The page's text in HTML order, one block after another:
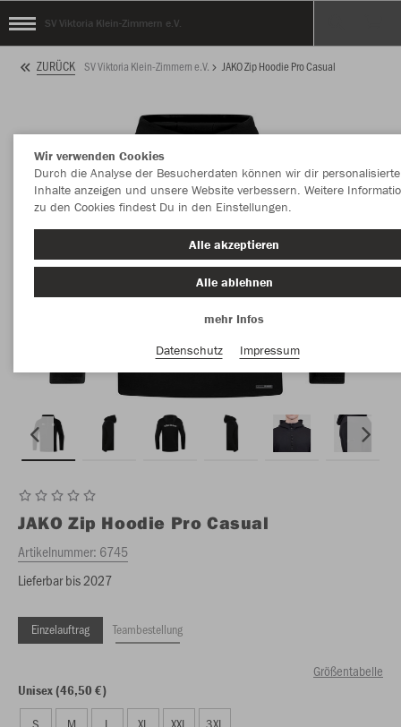
SV Viktoria Klein-Zimmern e.V.
ZURÜCK SV Viktoria Klein-Zimmern e.V. JAKO Zip Hoodie Pro Casual
JAKO Zip Hoodie Pro Casual
Artikelnummer: 6745
Lieferbar bis 2027
Einzelauftrag Teambestellung
Größentabelle
Unisex (46,50 €)
S M L XL XXL 3XL
Wir verwenden Cookies
Durch die Analyse der Besucherdaten können wir dir personalisierte
Inhalte anzeigen und unsere Website verbessern. Weitere
zu den Cookies findest Du in den Einstellungen.
Alle akzeptieren
Alle ablehnen
mehr Infos
Datenschutz
Impressum